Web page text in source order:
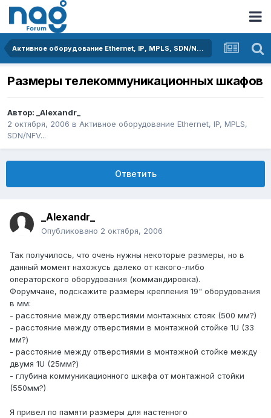
Активное оборудование Ethernet, IP, MPLS, SDN/NFV...
Размеры телекоммуникационных шкафов
Автор: _Alexandr_
2 октября, 2006 в Активное оборудование Ethernet, IP, MPLS,
SDN/NFV...
Ответить
_Alexandr_
Опубликовано 2 октября, 2006
Так получилось, что очень нужны некоторые размеры, но в
данный момент нахожусь далеко от какого-либо
операторского оборудования (коммандировка).
Форумчане, подскажите размеры крепления 19" оборудования
в мм:
- расстояние между отверстиями монтажных стояк (500 мм?)
- расстояние между отверстиями в монтажной стойке 1U (33
мм?)
- расстояние между отверстиями в монтажной стойке между
двумя 1U (25мм?)
- глубина коммуникационного шкафа от монтажной стойки
(550мм?)
Я привел по памяти размеры для настенного